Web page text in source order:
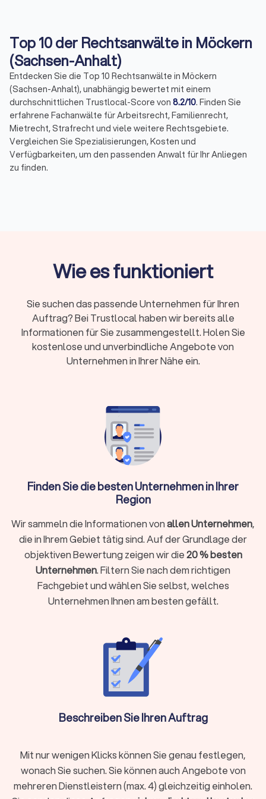
Top 10 der Rechtsanwälte in Möckern
(Sachsen-Anhalt)
Entdecken Sie die Top 10 Rechtsanwälte in Möckern
(Sachsen-Anhalt), unabhängig bewertet mit einem
durchschnittlichen Trustlocal-Score von 8.2/10. Finden Sie
erfahrene Fachanwälte für Arbeitsrecht, Familienrecht,
Mietrecht, Strafrecht und viele weitere Rechtsgebiete.
Vergleichen Sie Spezialisierungen, Kosten und
Verfügbarkeiten, um den passenden Anwalt für Ihr Anliegen
zu finden.
Erstberatung:
Gesetzlich begrenzt auf maximal
226,10 Euro, viele Kanzleien bieten 15-20 Minuten
Fachanwalt:24 Spezialisierungen in Deutschland,
nachgewiesene Expertise durch Fortbildungen
Kosten:RVG-Gebühren, Stundensätze (180-350
Euro) oder Pauschalpreise je nach Fall
Wann brauche ich überhaupt einen
Sie müssen nicht bei jedem rechtlichen Anliegen sofort einen
Anwalt einschalten. Bei kleineren Fragen hilft oftmals die
gezielte Online-Recherche. Ein Rechtsanwalt unterstützt Sie
ganz gezielt, wenn:
Sie kurzfristig eine Frist wahren müssen (zum Beispiel bei
einer Kündigungsschutzklage innerhalb von drei Wochen)
Ihr Fall rechtlich komplex ist und spezielles Fachwissen
erfordert
Sie einen Vertrag prüfen oder aufsetzen möchten (etwa
Mietvertrag, Kaufvertrag oder Arbeitsvertrag)
Ihr Anliegen mit hohen finanziellen oder persönlichen
Risiken verbunden ist
Sie Ihre Rechte gegenüber Behörden, Arbeitgebern oder
anderen Parteien aktiv durchsetzen wollen
vermeiden und Ihre Position stärken.
Wie es funktioniert
Sie suchen das passende Unternehmen für Ihren
Auftrag? Bei Trustlocal haben wir bereits alle
Informationen für Sie zusammengestellt. Holen Sie
kostenlose und unverbindliche Angebote von
Unternehmen in Ihrer Nähe ein.
Finden Sie die besten Unternehmen in Ihrer
Region
Wir sammeln die Informationen vonallen Unternehmen,
die in Ihrem Gebiet tätig sind. Auf der Grundlage der
objektiven Bewertung zeigen wir die20 % besten
Unternehmen. Filtern Sie nach dem richtigen
Fachgebiet und wählen Sie selbst, welches
Unternehmen Ihnen am besten gefällt.
Beschreiben Sie Ihren Auftrag
Mit nur wenigen Klicks können Sie genau festlegen,
wonach Sie suchen. Sie können auch Angebote von
mehreren Dienstleistern (max. 4) gleichzeitig einholen.